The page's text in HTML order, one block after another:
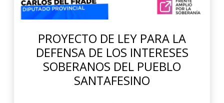
PROYECTO DE LEY PARA LA
DEFENSA DE LOS INTERESES
SOBERANOS DEL PUEBLO
SANTAFESINO